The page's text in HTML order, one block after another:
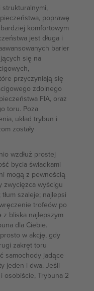
strukturalnymi,
poprawę
komfortowym
jest długa i
barier
się na
przyczyniają się
zdolnego
FIA, oraz
toru. Poza
układ trybun i
zostały
wzdłuż prostej
bycia świadkami
mogą z pewnością
zwycięzca wyścigu
szaleje; najlepsi
trofeów po
bliska najlepszym
dla Ciebie.
w akcję, gdy
zakręt toru
samochody jadące
jeden i dwa. Jeśli
osobiście, Trybuna 2